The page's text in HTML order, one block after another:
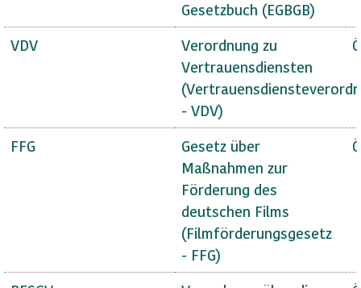
Gesetzbuch (EGBGB)
VDV
Verordnung zu
Vertrauensdiensten
- VDV)
FFG
Gesetz über
Maßnahmen zur
Förderung des
deutschen Films
(Filmförderungsgesetz
- FFG)